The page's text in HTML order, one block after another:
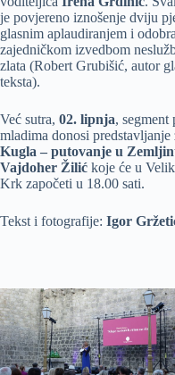
je povjereno iznošenje dviju
glasnim aplaudiranjem i
zajedničkom izvedbom
zlata (Robert Grubišić, autor
teksta).
Već sutra, 02. lipnja, segment
mladima donosi
Kugla – putovanje u
Vajdoher Žilić koje će u
Krk započeti u 18.00 sati.
Tekst i fotografije: Igor